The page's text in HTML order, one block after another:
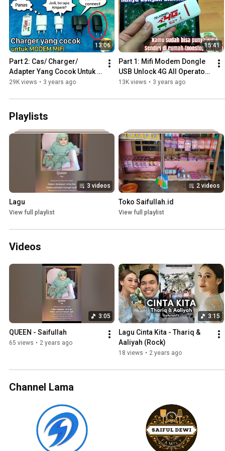
13:06
Part 2: Cas/ Charger/
Adapter Yang Cocok Untuk
Modem Mifi Agar Tidak
29K views • 3 years ago
15:41
Part 1: Mifi Modem Dongle
USB Unlock 4G All Operators
500 Mbps Xidol K5188
13K views • 3 years ago
Playlists
3 videos
Lagu
View full playlist
2 videos
Toko Saifullah.id
View full playlist
Videos
3:05
QUEEN - Saifullah
65 views • 2 years ago
3:15
Lagu Cinta Kita - Thariq &
Aaliyah (Rock)
18 views • 2 years ago
Channel Lama